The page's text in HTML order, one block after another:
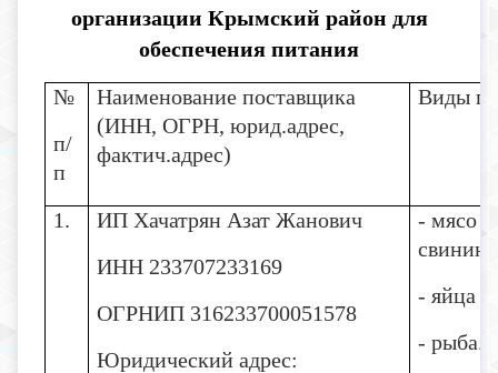
организации Крымский район для
обеспечения питания
№
п/
п
Наименование поставщика
(ИНН, ОГРН, юрид.адрес,
фактич.адрес)
Виды
1.
ИП Хачатрян Азат Жанович
ИНН 233707233169
ОГРНИП 316233700051578
Юридический адрес:
- мясо
- яйца
- рыба.